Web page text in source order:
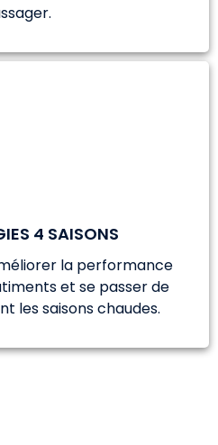
4 SAISONS
la performance
et se passer de
les saisons chaudes.